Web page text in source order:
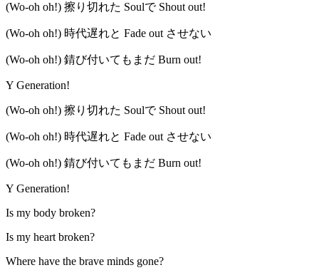
(Wo-oh oh!) 擦り切れた Soulで Shout out!
(Wo-oh oh!) 時代遅れと Fade out させない
(Wo-oh oh!) 錆び付いてもまだ Burn out!
Y Generation!
(Wo-oh oh!) 擦り切れた Soulで Shout out!
(Wo-oh oh!) 時代遅れと Fade out させない
(Wo-oh oh!) 錆び付いてもまだ Burn out!
Y Generation!
Is my body broken?
Is my heart broken?
Where have the brave minds gone?